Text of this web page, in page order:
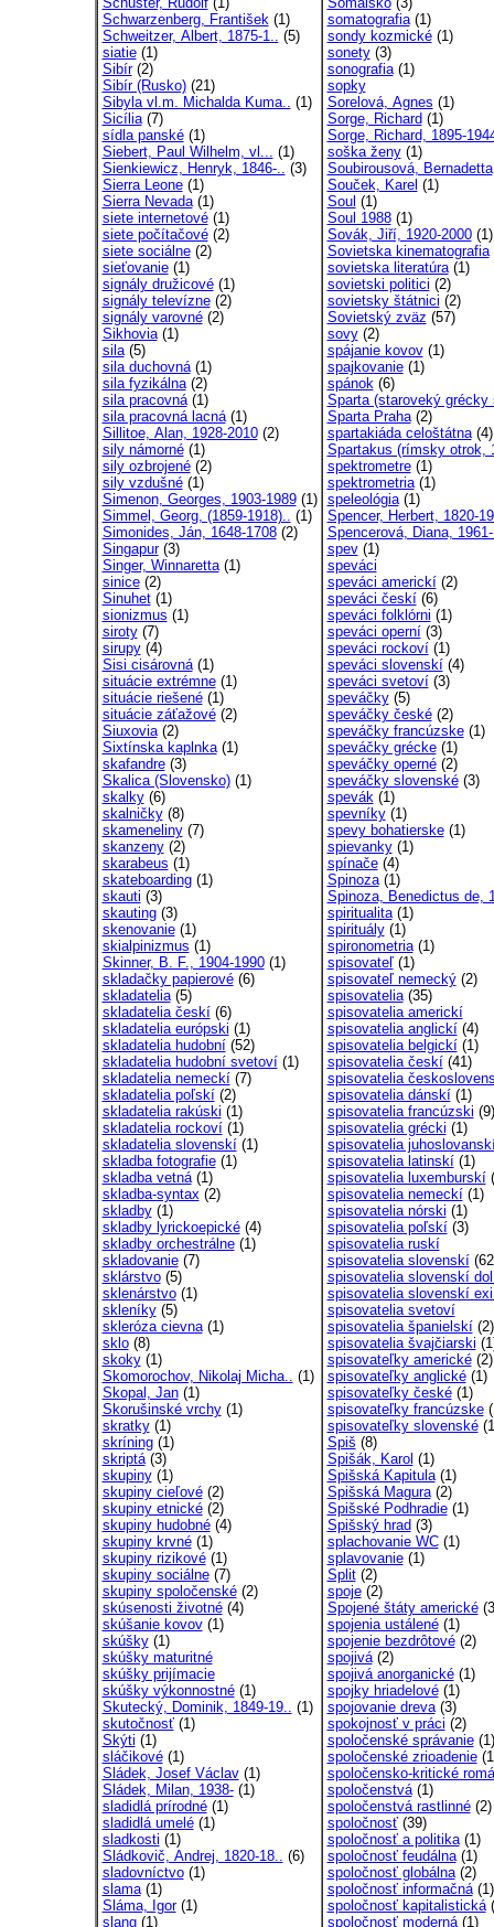
Schwarzenberg, František(1)
Schweitzer, Albert, 1875-1.. (5)
siatie(1)
Sibír(2)
Sibír (Rusko)(21)
Sibyla vl.m. Michalda Kuma.. (1)
Sicília(7)
sídla panské(1)
Siebert, Paul Wilhelm, vl... (1)
Sienkiewicz, Henryk, 1846-.. (3)
Sierra Leone(1)
Sierra Nevada(1)
siete internetové(1)
siete počítačové(2)
siete sociálne(2)
sieťovanie(1)
signály družicové(1)
signály televízne(2)
signály varovné(2)
Sikhovia(1)
sila(5)
sila duchovná(1)
sila fyzikálna(2)
sila pracovná(1)
sila pracovná lacná(1)
Sillitoe, Alan, 1928-2010(2)
sily námorné(1)
sily ozbrojené(2)
sily vzdušné(1)
Simenon, Georges, 1903-1989(1)
Simmel, Georg, (1859-1918).. (1)
Simonides, Ján, 1648-1708(2)
Singapur(3)
Singer, Winnaretta(1)
sinice(2)
Sinuhet(1)
sionizmus (1)
siroty(7)
sirupy(4)
Sisi cisárovná(1)
situácie extrémne(1)
situácie riešené(1)
situácie záťažové(2)
Siuxovia(2)
Sixtínska kaplnka(1)
skafandre(3)
Skalica (Slovensko)(1)
skalky(6)
skalničky(8)
skameneliny(7)
skanzeny(2)
skarabeus (1)
skateboarding(1)
skauti (3)
skauting(3)
skenovanie(1)
skialpinizmus (1)
Skinner, B. F., 1904-1990(1)
skladačky papierové(6)
skladatelia(5)
skladatelia českí(6)
skladatelia európski (1)
skladatelia hudobní(52)
skladatelia hudobní svetoví(1)
skladatelia nemeckí(7)
skladatelia poľskí(2)
skladatelia rakúski (1)
skladatelia rockoví(1)
skladatelia slovenskí(1)
skladba fotografie(1)
skladba vetná(1)
skladba-syntax(2)
skladby(1)
skladby lyrickoepické(4)
skladby orchestrálne(1)
skladovanie(7)
sklárstvo(5)
sklenárstvo(1)
skleníky(5)
skleróza cievna(1)
sklo(8)
skoky(1)
Skomorochov, Nikolaj Micha.. (1)
Skopal, Jan(1)
Skorušinské vrchy(1)
skratky(1)
skríning(1)
skriptá(3)
skupiny(1)
skupiny cieľové(2)
skupiny etnické(2)
skupiny hudobné(4)
skupiny krvné(1)
skupiny rizikové(1)
skupiny sociálne(7)
skupiny spoločenské(2)
skúsenosti životné(4)
skúšanie kovov(1)
skúšky(1)
skúšky maturitné
skúšky prijímacie
skúšky výkonnostné(1)
Skutecký, Dominik, 1849-19.. (1)
skutočnosť(1)
Skýti (1)
sláčikové(1)
Sládek, Josef Václav(1)
Sládek, Milan, 1938-(1)
sladidlá prírodné(1)
sladidlá umelé(1)
sladkosti (1)
Sládkovič, Andrej, 1820-18.. (6)
sladovníctvo(1)
slama(1)
Sláma, Igor(1)
slang(1)
somatografia(1)
sondy kozmické(1)
sonety(3)
sonografia(1)
sopky
Sorelová, Agnes (1)
Sorge, Richard (1)
Sorge, Richard, 1895-
soška ženy(1)
Soubirousová, Bernadetta
Souček, Karel (1)
Soul (1)
Soul 1988(1)
Sovák, Jiří, 1920-2000(1)
Sovietska kinematografia
sovietska literatúra(1)
sovietski politici (2)
sovietsky štátnici (2)
Sovietský zväz (57)
sovy(2)
spájanie kovov(1)
spajkovanie(1)
spánok(6)
Sparta (staroveký grécky
Sparta Praha(2)
spartakiáda celoštátna(4)
Spartakus (rímsky otrok,
spektrometre(1)
spektrometria(1)
speleológia(1)
Spencer, Herbert, 1820-
Spencerová, Diana,
spev(1)
speváci
speváci americkí(2)
speváci českí(6)
speváci folklórni (1)
speváci operní(3)
speváci rockoví(1)
speváci slovenskí(4)
speváci svetoví(3)
speváčky(5)
speváčky české(2)
speváčky francúzske(1)
speváčky grécke(1)
speváčky operné(2)
speváčky slovenské(3)
spevák(1)
spevníky(1)
spevy bohatierske(1)
spievanky(1)
spínače(4)
Spinoza(1)
Spinoza, Benedictus de,
spiritualita(1)
spirituály(1)
spironometria(1)
spisovateľ(1)
spisovateľ nemecký(2)
spisovatelia(35)
spisovatelia americkí
spisovatelia anglickí(4)
spisovatelia belgickí(1)
spisovatelia českí(41)
spisovatelia
spisovatelia dánskí(1)
spisovatelia francúzski (9)
spisovatelia grécki (1)
spisovatelia
spisovatelia latinskí(1)
spisovatelia luxemburskí
spisovatelia nemeckí(1)
spisovatelia nórski (1)
spisovatelia poľskí(3)
spisovatelia ruskí
spisovatelia slovenskí
spisovatelia slovenskí
spisovatelia slovenskí
spisovatelia svetoví
spisovatelia španielskí(2)
spisovatelia švajčiarski
spisovateľky americké(2)
spisovateľky anglické(1)
spisovateľky české(1)
spisovateľky francúzske
spisovateľky slovenské
Spiš (8)
Spišák, Karol (1)
Spišská Kapitula(1)
Spišská Magura(2)
Spišské Podhradie(1)
Spišský hrad (3)
splachovanie WC(1)
splavovanie(1)
Split(2)
spoje(2)
Spojené štáty americké
spojenia ustálené(1)
spojenie bezdrôtové(2)
spojivá(2)
spojivá anorganické(1)
spojky hriadelové(1)
spojovanie dreva(3)
spokojnosť v práci (2)
spoločenské správanie(1)
spoločenské zrioadenie
spoločensko-kritické
spoločenstvá(1)
spoločenstvá rastlinné(2)
spoločnosť(39)
spoločnosť a politika(1)
spoločnosť feudálna(1)
spoločnosť globálna(2)
spoločnosť informačná(1)
spoločnosť kapitalistická
spoločnosť moderná(1)